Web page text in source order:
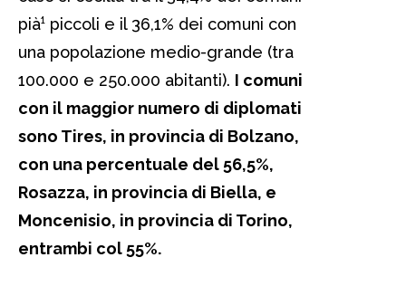
pià¹ piccoli e il 36,1% dei comuni con
una popolazione medio-grande (tra
100.000 e 250.000 abitanti). I comuni
con il maggior numero di diplomati
sono Tires, in provincia di Bolzano,
con una percentuale del 56,5%,
Rosazza, in provincia di Biella, e
Moncenisio, in provincia di Torino,
entrambi col 55%.